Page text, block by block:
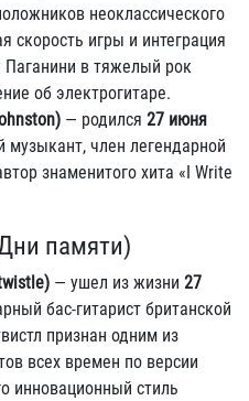
неоклассического
скорость игры и интеграция
Паганини в тяжелый рок
об электрогитаре.
— родился 27 июня
музыкант, член легендарной
знаменитого хита «I Write
памяти)
— ушел из жизни 27
бас-гитарист британской
признан одним из
всех времен по версии
инновационный стиль